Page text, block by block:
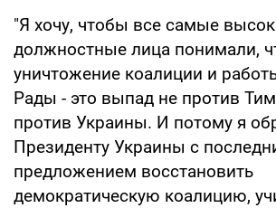
"Я хочу, чтобы все самые
должностные лица понимали,
уничтожение коалиции и
Рады - это выпад не против
против Украины. И потому я
Президенту Украины с
предложением восстановить
демократическую коалицию,